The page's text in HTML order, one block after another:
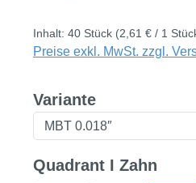
Inhalt: 40 Stück (2,61 € / 1
Preise exkl. MwSt. zzgl.
Varianteauswählen
Quadrant I Zahn